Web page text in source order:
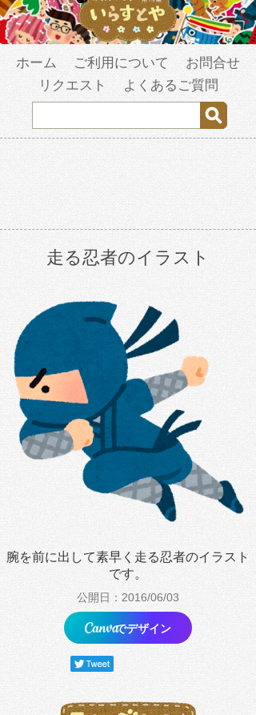
ホーム ご利用について
お問合せ
リクエスト
よくあるご質問
走る忍者のイラスト
腕を前に出して素早く走る忍者のイラスト
です。
公開日：2016/06/03
でデザイン